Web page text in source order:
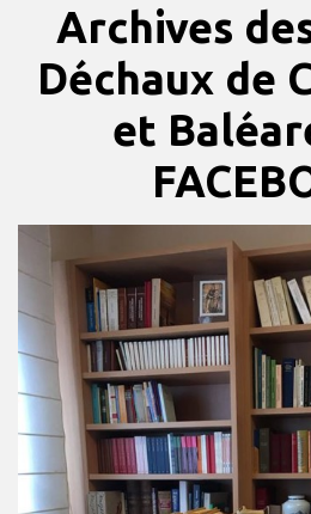
Archives
Déchaux de
et